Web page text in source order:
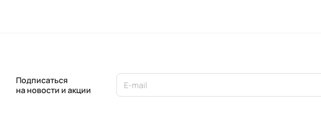
Подписаться
на новости и акции